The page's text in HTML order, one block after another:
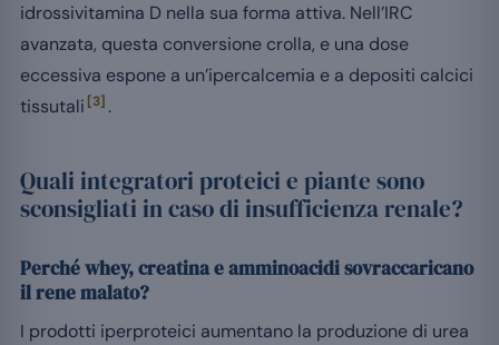
idrossivitamina D nella sua forma attiva. Nell’IRC
avanzata, questa conversione crolla, e una dose
eccessiva espone a un’ipercalcemia e a depositi calcici
tissutali [3] .
Quali integratori proteici e piante sono
sconsigliati in caso di insufficienza renale?
Perché whey, creatina e amminoacidi sovraccaricano
il rene malato?
I prodotti iperproteici aumentano la produzione di urea